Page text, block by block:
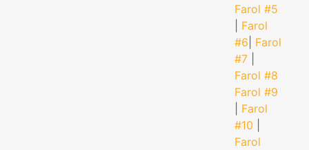
Farol #5
Farol
#6 Farol
#7
Farol #8
Farol #9
Farol
#10
Farol